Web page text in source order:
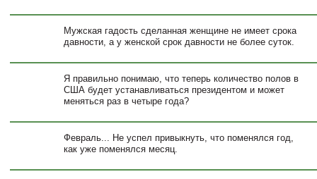
Мужская гадость сделанная женщине не имеет срока
давности, а у женской срок давности не более суток.
Я правильно понимаю, что теперь количество полов в
США будет устанавливаться президентом и может
меняться раз в четыре года?
Февраль... Не успел привыкнуть, что поменялся год,
как уже поменялся месяц.